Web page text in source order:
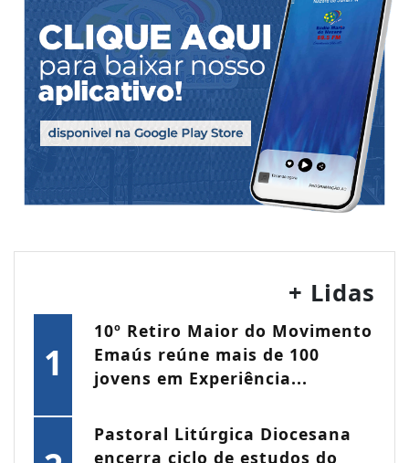
+ Lidas
1
10º Retiro Maior do Movimento
Emaús reúne mais de 100
jovens em Experiência...
Pastoral Litúrgica Diocesana
encerra ciclo de estudos do